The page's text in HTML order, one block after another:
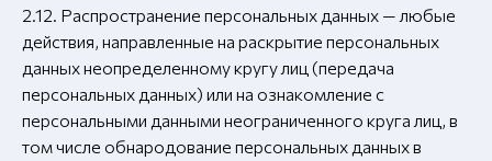
2.12. Распространение персональных данных — любые
действия, направленные на раскрытие персональных
данных неопределенному кругу лиц (передача
персональных данных) или на ознакомление с
персональными данными неограниченного круга лиц, в
том числе обнародование персональных данных в